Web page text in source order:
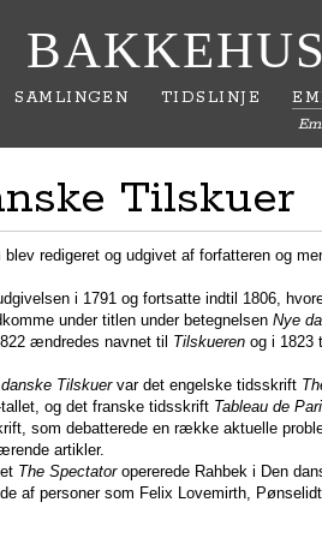
SAMLINGEN TIDSLINJE
Tilskuer
redigeret og udgivet af forfatteren og
i 1791 og fortsatte indtil 1806,
under titlen under betegnelsen Nye
ændredes navnet til Tilskueren og i 1823
Tilskuervar det engelske tidsskrift
og det franske tidsskrift Tableau de
som debatterede en række aktuelle
artikler.
The Spectatoropererede Rahbek i Den
af personer som Felix Lovemirth,